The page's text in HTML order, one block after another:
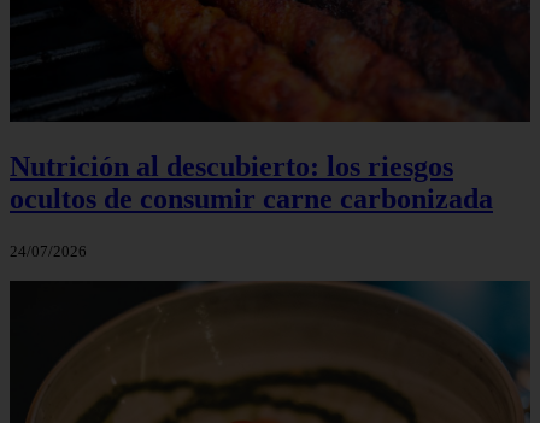
Nutrición al descubierto: los riesgos
ocultos de consumir carne carbonizada
24/07/2026